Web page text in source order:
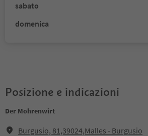
sabato
domenica
Posizione e indicazioni
Der Mohrenwirt
Burgusio, 81,39024,Malles - Burgusio